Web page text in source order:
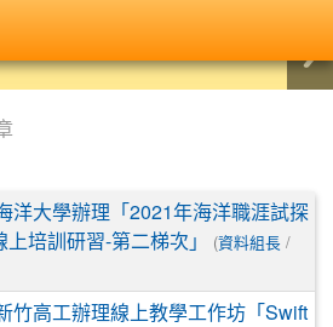
洋大學辦理「2021年海洋職涯試探
培訓研習-第二梯次」
(資料組長 /
竹高工辦理線上教學工作坊「Swift